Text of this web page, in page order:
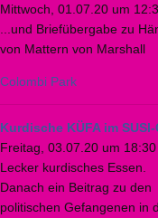
Mittwoch, 01.07.20 um
...und Briefübergabe zu
von Mattern von Marshall
Colombi Park
Kurdische KÜFA im
Freitag, 03.07.20 um
Lecker kurdisches Essen.
Danach ein Beitrag zu den
politischen Gefangenen in